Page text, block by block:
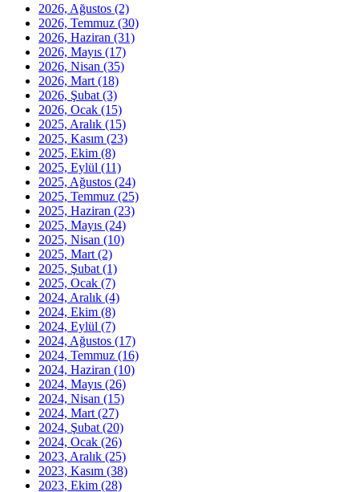
2026, Ağustos (2)
2026, Temmuz (30)
2026, Haziran (31)
2026, Mayıs (17)
2026, Nisan (35)
2026, Mart (18)
2026, Şubat (3)
2026, Ocak (15)
2025, Aralık (15)
2025, Kasım (23)
2025, Ekim (8)
2025, Eylül (11)
2025, Ağustos (24)
2025, Temmuz (25)
2025, Haziran (23)
2025, Mayıs (24)
2025, Nisan (10)
2025, Mart (2)
2025, Şubat (1)
2025, Ocak (7)
2024, Aralık (4)
2024, Ekim (8)
2024, Eylül (7)
2024, Ağustos (17)
2024, Temmuz (16)
2024, Haziran (10)
2024, Mayıs (26)
2024, Nisan (15)
2024, Mart (27)
2024, Şubat (20)
2024, Ocak (26)
2023, Aralık (25)
2023, Kasım (38)
2023, Ekim (28)